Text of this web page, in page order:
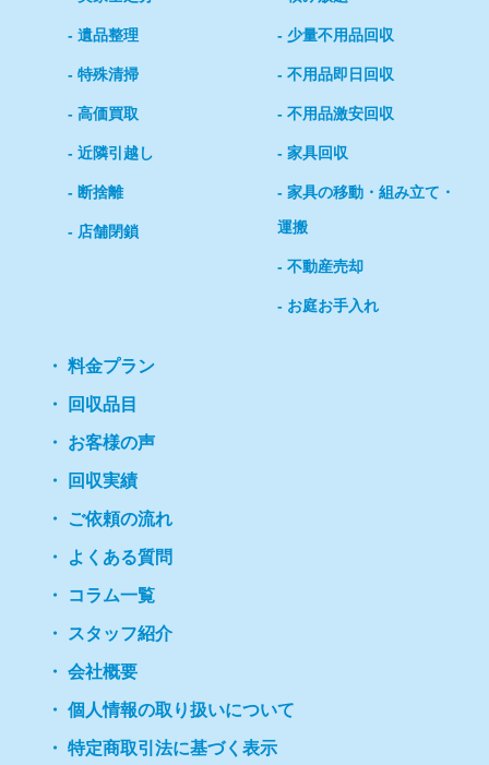
遺品整理
特殊清掃
高価買取
近隣引越し
断捨離
店舗閉鎖
少量不用品回収
不用品即日回収
不用品激安回収
家具回収
家具の移動・組み立て・
運搬
不動産売却
お庭お手入れ
料金プラン
回収品目
お客様の声
回収実績
ご依頼の流れ
よくある質問
コラム一覧
スタッフ紹介
会社概要
個人情報の取り扱いについて
特定商取引法に基づく表示